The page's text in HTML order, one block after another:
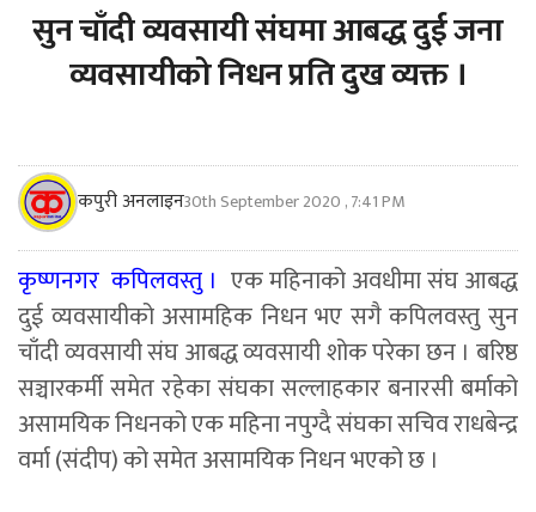
सुन चाँदी व्यवसायी संघमा आबद्ध दुई जना
व्यवसायीको निधन प्रति दुख व्यक्त ।
कपुरी अनलाइन30th September 2020 , 7:41 PM
कृष्णनगर कपिलवस्तु । एक महिनाको अवधीमा संघ आबद्ध
दुई व्यवसायीको असामहिक निधन भए सगै कपिलवस्तु सुन
चाँदी व्यवसायी संघ आबद्ध व्यवसायी शोक परेका छन । बरिष्ठ
सञ्चारकर्मी समेत रहेका संघका सल्लाहकार बनारसी बर्माको
असामयिक निधनको एक महिना नपुग्दै संघका सचिव राधबेन्द्र
वर्मा (संदीप) को समेत असामयिक निधन भएको छ ।